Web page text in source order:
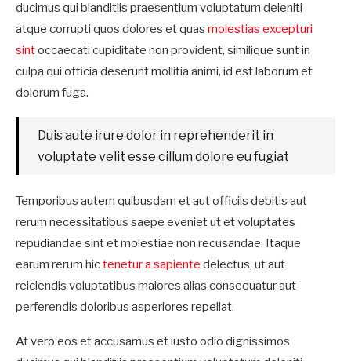
ducimus qui blanditiis praesentium voluptatum deleniti
atque corrupti quos dolores et quas molestias excepturi
sintoccaecati cupiditate non provident, similique sunt in
culpa qui officia deserunt mollitia animi, id est laborum et
dolorum fuga.
Duis aute irure dolor in reprehenderit in
voluptate velit esse cillum dolore eu fugiat
Temporibus autem quibusdam et aut officiis debitis aut
rerum necessitatibus saepe eveniet ut et voluptates
repudiandae sint et molestiae non recusandae. Itaque
earum rerum hictenetur a sapiente delectus, ut aut
reiciendis voluptatibus maiores alias consequatur aut
perferendis doloribus asperiores repellat.
At vero eos et accusamus et iusto odio dignissimos